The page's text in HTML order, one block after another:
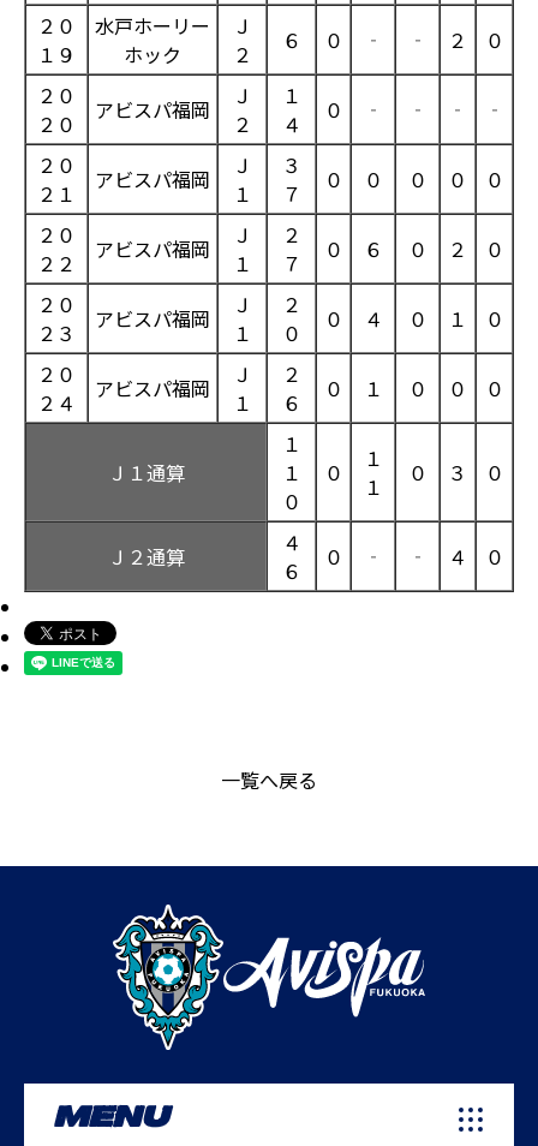
２０
１９
水戸ホーリー
ホック
Ｊ
２
６ ０ ‐ ‐ ２
０
２０
２０
アビスパ福岡
Ｊ
２
１
４
０ ‐ ‐ ‐
‐
２０
２１
アビスパ福岡
Ｊ
１
３
７
０ ０ ０ ０
０
２０
２２
アビスパ福岡
Ｊ
１
２
７
０ ６ ０ ２
０
２０
２３
アビスパ福岡
Ｊ
１
２
０
０ ４ ０ １
０
２０
２４
アビスパ福岡
Ｊ
１
２
６
０ １ ０ ０ ０
Ｊ１通算
１
１
０
０
１
１
０ ３ ０
Ｊ２通算
４
６
０ ‐ ‐ ４ ０
一覧へ戻る
MENU